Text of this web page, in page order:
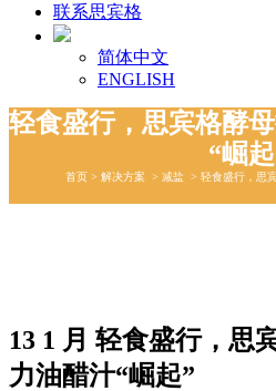
联系思宾格
简体中文
ENGLISH
轻食盛行，思宾格酵
“崛
首页 > 解决⽅案 > 减盐 > 轻食盛行，思
13 1 月 轻食盛行，思
力油醋汁“崛起”